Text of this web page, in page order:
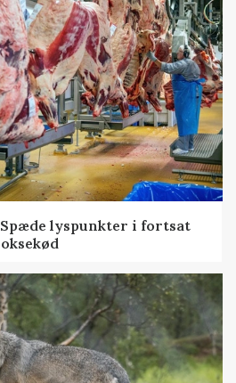
lyspunkter i fortsat